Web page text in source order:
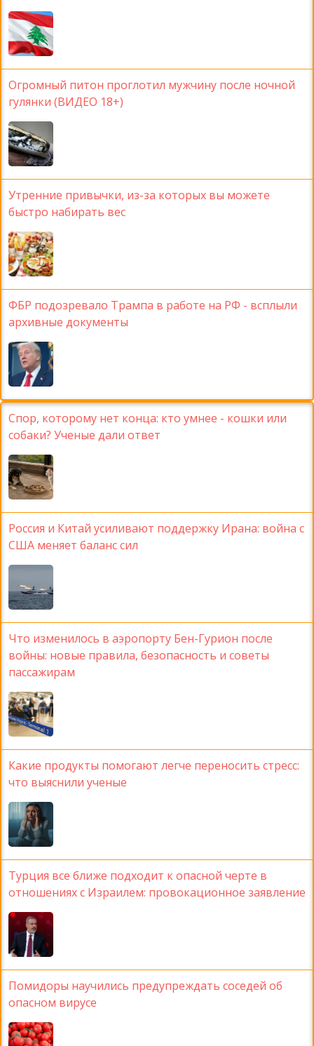
Огромный питон проглотил мужчину после ночной
гулянки (ВИДЕО 18+)
Утренние привычки, из-за которых вы можете
быстро набирать вес
ФБР подозревало Трампа в работе на РФ - всплыли
архивные документы
Спор, которому нет конца: кто умнее - кошки или
собаки? Ученые дали ответ
Россия и Китай усиливают поддержку Ирана: война с
США меняет баланс сил
Что изменилось в аэропорту Бен-Гурион после
войны: новые правила, безопасность и советы
пассажирам
Какие продукты помогают легче переносить стресс:
что выяснили ученые
Турция все ближе подходит к опасной черте в
отношениях с Израилем: провокационное заявление
Помидоры научились предупреждать соседей об
опасном вирусе